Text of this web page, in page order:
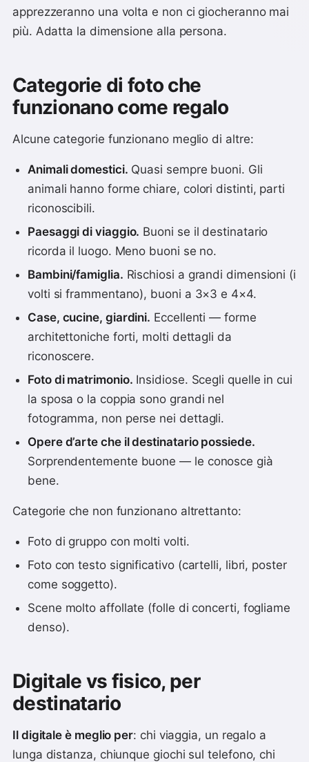
apprezzeranno una volta e non ci giocheranno mai
più. Adatta la dimensione alla persona.
Categorie di foto che
funzionano come regalo
Alcune categorie funzionano meglio di altre:
Animali domestici. Quasi sempre buoni. Gli
animali hanno forme chiare, colori distinti, parti
riconoscibili.
Paesaggi di viaggio. Buoni se il destinatario
ricorda il luogo. Meno buoni se no.
Bambini/famiglia. Rischiosi a grandi dimensioni (i
volti si frammentano), buoni a 3×3 e 4×4.
Case, cucine, giardini. Eccellenti — forme
architettoniche forti, molti dettagli da
riconoscere.
Foto di matrimonio. Insidiose. Scegli quelle in cui
la sposa o la coppia sono grandi nel
fotogramma, non perse nei dettagli.
Opere d’arte che il destinatario possiede.
Sorprendentemente buone — le conosce già
bene.
Categorie che non funzionano altrettanto:
Foto di gruppo con molti volti.
Foto con testo significativo (cartelli, libri, poster
come soggetto).
Scene molto affollate (folle di concerti, fogliame
denso).
Digitale vs fisico, per
destinatario
Il digitale è meglio per: chi viaggia, un regalo a
lunga distanza, chiunque giochi sul telefono, chi